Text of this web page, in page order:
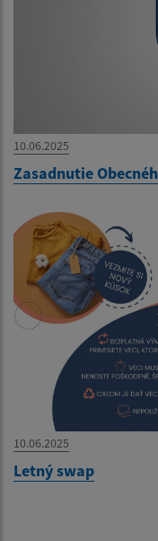
10.06.2025
Zasadnutie
10.06.2025
Letný swap